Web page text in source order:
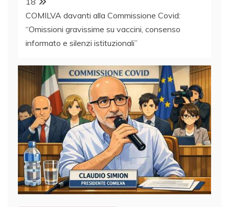
COMILVA davanti alla Commissione Covid:
“Omissioni gravissime su vaccini, consenso
informato e silenzi istituzionali”